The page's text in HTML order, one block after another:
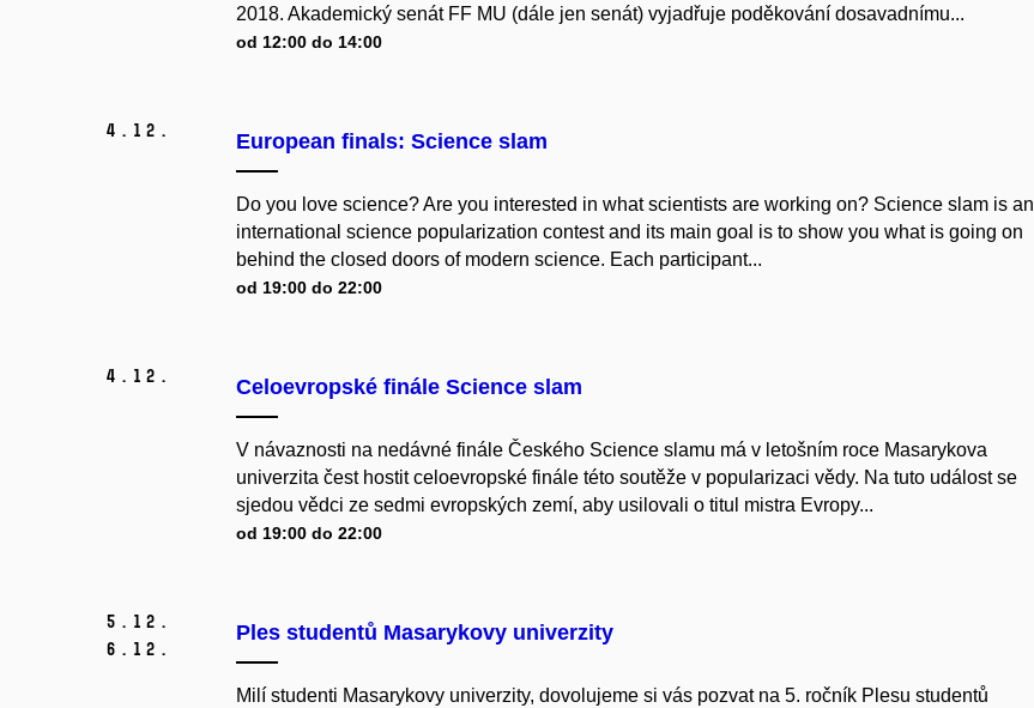
2018. Akademický senát FF MU (dále jen senát) vyjadřuje poděkování dosavadnímu...
od 12:00 do 14:00
4. 12. European finals: Science slam
Do you love science? Are you interested in what scientists are working on? Science slam is an
international science popularization contest and its main goal is to show you what is going on
behind the closed doors of modern science. Each participant...
od 19:00 do 22:00
4. 12. Celoevropské finále Science slam
V návaznosti na nedávné finále Českého Science slamu má v letošním roce Masarykova
univerzita čest hostit celoevropské finále této soutěže v popularizaci vědy. Na tuto událost se
sjedou vědci ze sedmi evropských zemí, aby usilovali o titul mistra Evropy...
od 19:00 do 22:00
5. 12.
6. 12.
Ples studentů Masarykovy univerzity
Milí studenti Masarykovy univerzity, dovolujeme si vás pozvat na 5. ročník Plesu studentů